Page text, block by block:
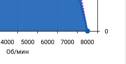
Об/мин
4000 5000 6000 7000 8000
0